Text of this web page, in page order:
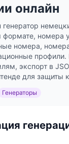
онлайн
генератор
номера
номера,
экспорт в
для защиты
Генераторы